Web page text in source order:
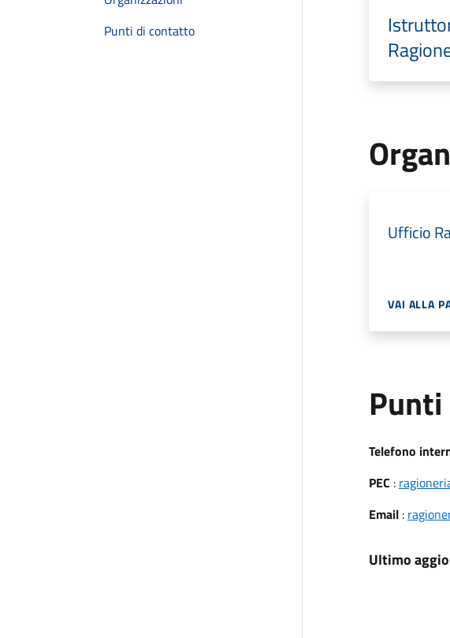
Punti di contatto
Ufficio
VAI ALLA
Telefono
PEC :
Email:
Ultimo